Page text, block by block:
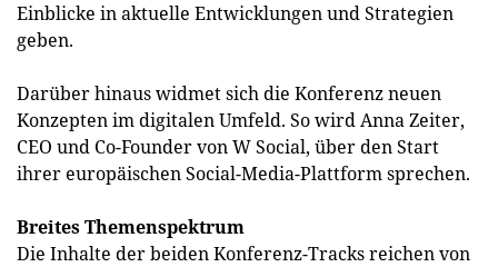
Einblicke in aktuelle Entwicklungen und Strategien
geben.
Darüber hinaus widmet sich die Konferenz neuen
Konzepten im digitalen Umfeld. So wird Anna Zeiter,
CEO und Co-Founder von W Social, über den Start
ihrer europäischen Social-Media-Plattform sprechen.
Breites Themenspektrum
Die Inhalte der beiden Konferenz-Tracks reichen von